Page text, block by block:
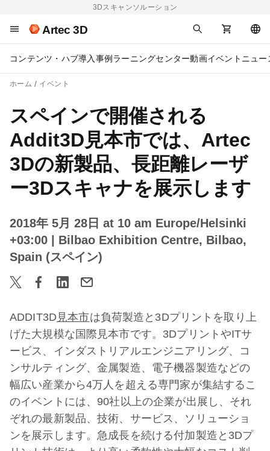
3Dスキャンソルーション
Artec 3D
コンテンツ・ハブ導入事例 ラーニングセンター動画イベント ニュー
ホーム イベント
スペインで開催される
Addit3D見本市では、Artec
3Dの新製品、長距離レーザ
ー3Dスキャナを展示します
2018年 5月 28日 at 10 am Europe/Helsinki
+03:00
| Bilbao Exhibition Centre, Bilbao,
Spain (スペイン)
ADDIT3D 見本市は負荷製造と3Dプリントを取り上
げた大規模な国際見本市です。3DプリントやITサ
ービス、インダストリアルエンジニアリング、コ
ンサルティング、金属製造、電子機器製造などの
幅広い産業から4万人を超える専門家が集結するこ
のイベントには、90社以上の企業が出展し、それ
ぞれの最新製品、技術、サービス、ソリューショ
ンを展示します。急成長を続ける付加製造と3Dプ